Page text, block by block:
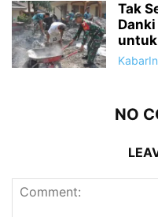
Tak
NO